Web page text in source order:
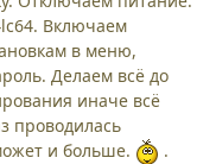
Включаем
в меню,
Делаем всё до
иначе всё
проводилась
и больше.
.